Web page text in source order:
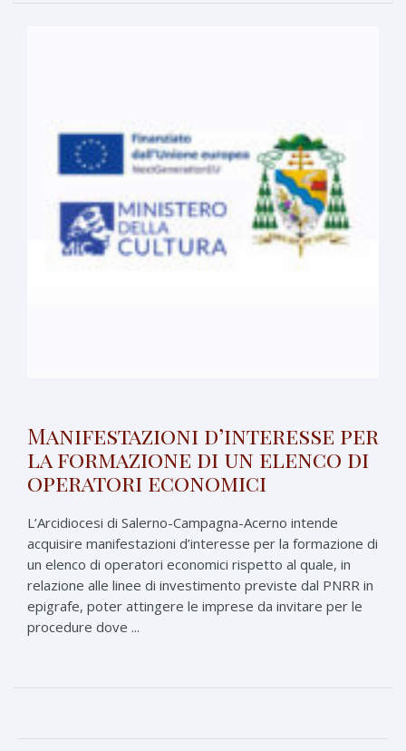
Manifestazioni d’interesse per
la formazione di un elenco di
operatori economici
L’Arcidiocesi di Salerno-Campagna-Acerno intende
acquisire manifestazioni d’interesse per la formazione di
un elenco di operatori economici rispetto al quale, in
relazione alle linee di investimento previste dal PNRR in
epigrafe, poter attingere le imprese da invitare per le
procedure dove ...